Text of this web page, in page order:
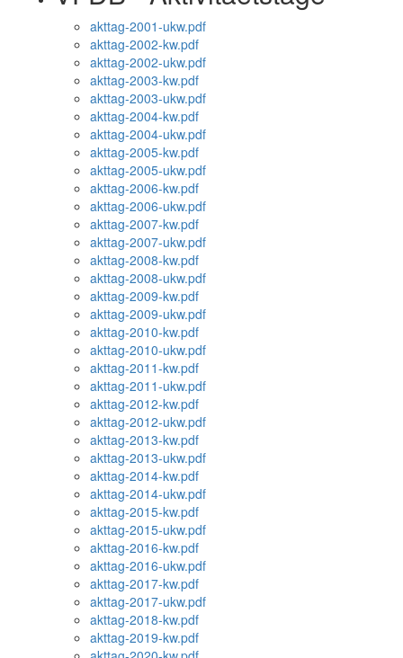
akttag-2001-ukw.pdf
akttag-2002-kw.pdf
akttag-2002-ukw.pdf
akttag-2003-kw.pdf
akttag-2003-ukw.pdf
akttag-2004-kw.pdf
akttag-2004-ukw.pdf
akttag-2005-kw.pdf
akttag-2005-ukw.pdf
akttag-2006-kw.pdf
akttag-2006-ukw.pdf
akttag-2007-kw.pdf
akttag-2007-ukw.pdf
akttag-2008-kw.pdf
akttag-2008-ukw.pdf
akttag-2009-kw.pdf
akttag-2009-ukw.pdf
akttag-2010-kw.pdf
akttag-2010-ukw.pdf
akttag-2011-kw.pdf
akttag-2011-ukw.pdf
akttag-2012-kw.pdf
akttag-2012-ukw.pdf
akttag-2013-kw.pdf
akttag-2013-ukw.pdf
akttag-2014-kw.pdf
akttag-2014-ukw.pdf
akttag-2015-kw.pdf
akttag-2015-ukw.pdf
akttag-2016-kw.pdf
akttag-2016-ukw.pdf
akttag-2017-kw.pdf
akttag-2017-ukw.pdf
akttag-2018-kw.pdf
akttag-2019-kw.pdf